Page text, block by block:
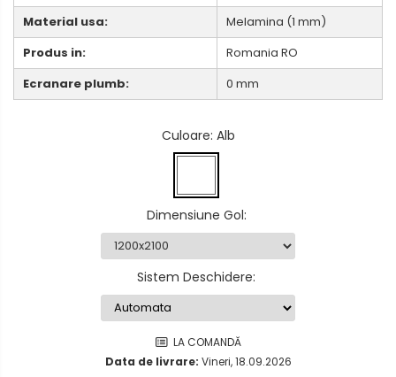
Material usa:
Melamina (1 mm)
Produs in:
Romania RO
Ecranare plumb:
0 mm
Culoare: Alb
Dimensiune Gol:
Sistem Deschidere:
LA COMANDĂ
Data de livrare: Vineri, 18.09.2026